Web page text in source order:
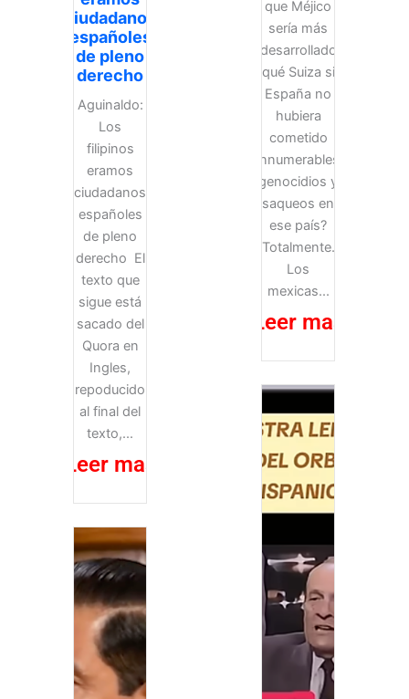
que Méjico
sería más
desarrollado
qué Suiza si
España no
hubiera
cometido
innumerables
genocidios y
saqueos en
ese país?
Totalmente.
Los
mexicas...
Leer mas
ciudadanos
españoles
de pleno
derecho
Aguinaldo:
Los
filipinos
eramos
ciudadanos
españoles
de pleno
derecho El
texto que
sigue está
sacado del
Quora en
Ingles,
repoducido
al final del
texto,...
Leer mas